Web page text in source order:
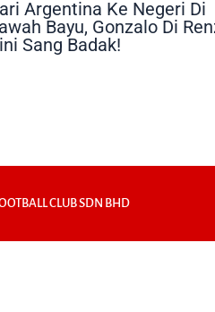
Argentina Ke Negeri Di
Bayu, Gonzalo Di
Sang Badak!
CLUB SDN BHD